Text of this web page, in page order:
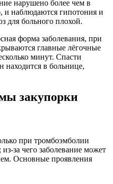
нарушено более чем в
и наблюдаются гипотония и
для больного плохой.
форма заболевания, при
главные лёгочные
минут. Спасти
находится в больнице,
закупорки
при тромбоэмболии
за чего заболевание может
Основные проявления